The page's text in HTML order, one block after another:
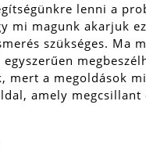
lenni a
mi magunk akarjuk
szükséges. Ma
mert a megoldások
amely